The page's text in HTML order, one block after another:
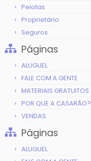
Pelotas
Proprietário
Seguros
Páginas
ALUGUEL
FALE COM A GENTE
MATERIAIS GRATUITOS
POR QUE A CASARÃO?
VENDAS
Páginas
ALUGUEL